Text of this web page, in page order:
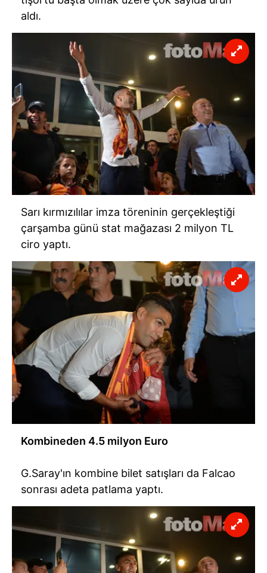
aldı.
Sarı kırmızılılar imza töreninin gerçekleştiği
çarşamba günü stat mağazası 2 milyon TL
ciro yaptı.
Kombineden 4.5 milyon Euro
G.Saray'ın kombine bilet satışları da Falcao
sonrası adeta patlama yaptı.